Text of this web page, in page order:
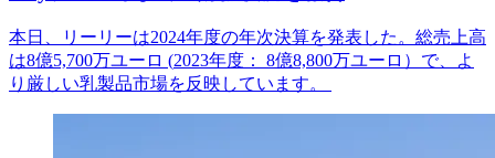
本日、リーリーは2024年度の年次決算を発表した。総売上高
は8億5,700万ユーロ (2023年度 ： 8億8,800万ユーロ ） で、よ
り厳しい乳製品市場を反映しています。